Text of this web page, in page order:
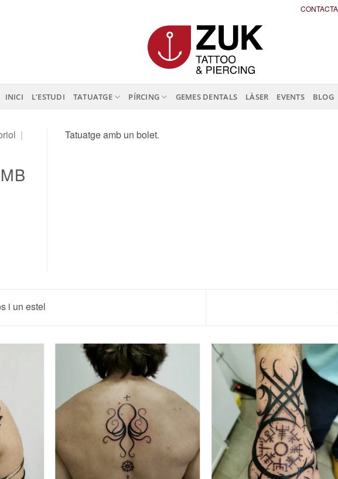
INICI L’ESTUDI TATUATGE PÍRCING GEMES DENTALS LÀSER EVENTS BLOG
|
Tatuatge amb un bolet.
i un estel